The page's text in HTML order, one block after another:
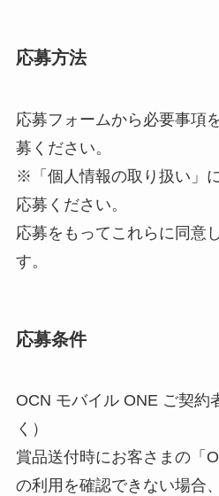
応募方法
応募フォームから必要事項
募ください。
※「個人情報の取り扱い」
応募ください。
応募をもってこれらに同意
す。
応募条件
OCN モバイル ONE ご契約
く）
賞品送付時にお客さまの「
の利用を確認できない場合